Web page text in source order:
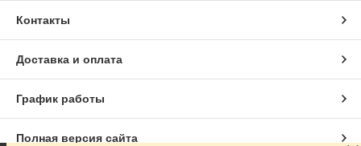
Контакты
Доставка и оплата
График работы
Полная версия сайта